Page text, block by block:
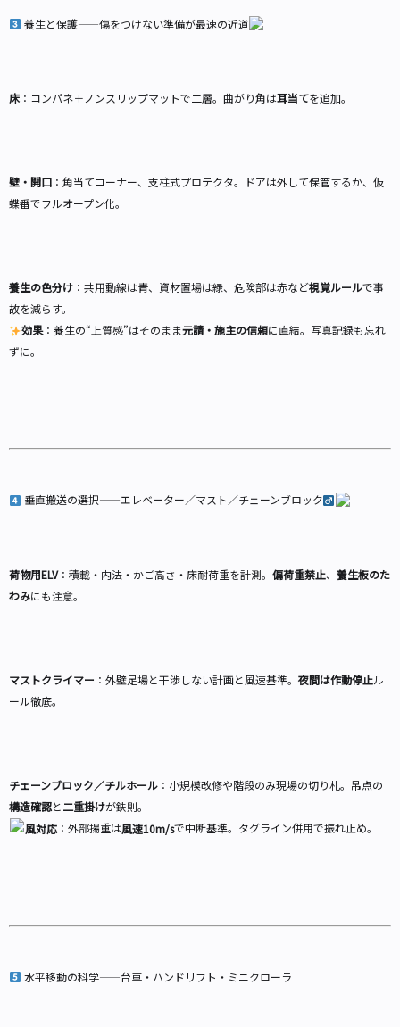
養生と保護——傷をつけない準備が最速の近道
床 ：コンパネ＋ノンスリップマットで二層。曲がり角は耳当てを追加。
壁・開口 ：角当てコーナー、支柱式プロテクタ。ドアは外して保管するか、仮
蝶番でフルオープン化。
養生の色分け ：共用動線は青、資材置場は緑、危険部は赤など視覚ルールで事
故を減らす。
効果：養生の“上質感”はそのまま元請・施主の信頼に直結。写真記録も忘れ
ずに。
垂直搬送の選択——エレベーター／マスト／チェーンブロック‍
荷物用ELV：積載・内法・かご高さ・床耐荷重を計測。 偏荷重禁止、 養生板のた
わみにも注意。
マストクライマー ：外壁足場と干渉しない計画と風速基準。 夜間は作動停止ル
ール徹底。
チェーンブロック／チルホール ：小規模改修や階段のみ現場の切り札。吊点の
構造確認と二重掛けが鉄則。
風対応：外部揚重は風速10m/sで中断基準。タグライン併用で振れ止め。
水平移動の科学——台車・ハンドリフト・ミニクローラ